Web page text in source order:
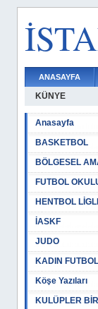
ANASAYFA
KÜNYE
Anasayfa
BASKETBOL
BÖLGESEL
FUTBOL
HENTBOL
İASKF
JUDO
KADIN
Köşe Yazıları
KULÜPLER